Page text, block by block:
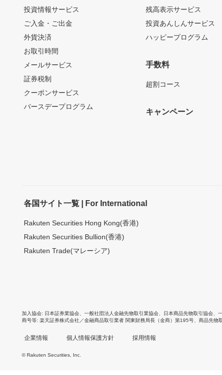
投資情報サービス
ご入金・ご出金
外貨決済
お取引時間
メールサービス
証券税制
クーポンサービス
バースデープログラム
残高表示サービス
投資あんしんサービス
ハッピープログラム
手数料
超割コース
キャンペーン
各国サイト一覧 | For International
Rakuten Securities Hong Kong(香港)
Rakuten Securities Bullion(香港)
Rakuten Trade(マレーシア)
加入協会 日本証券業協会 一般社団法人金融先物取引業協会 日本商品先物取引協会
商号等 楽天証券株式会社／金融商品取引業者 関東財務局長（金商）第195号、商品先物
企業情報 個人情報保護方針 採用情報
© Rakuten Securities, Inc.